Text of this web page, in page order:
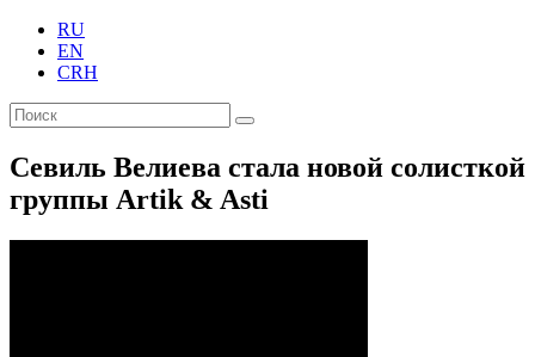
RU
EN
CRH
Севиль Велиева стала новой солисткой
группы Artik & Asti